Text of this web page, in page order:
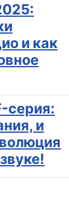
и как
серия:
и